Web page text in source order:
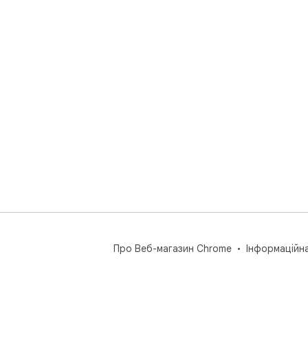
Про Веб-магазин Chrome